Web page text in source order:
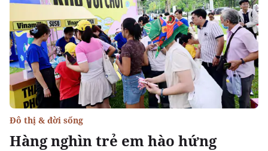
Hàng nghìn trẻ em hào hứng
Đô thị & đời sống